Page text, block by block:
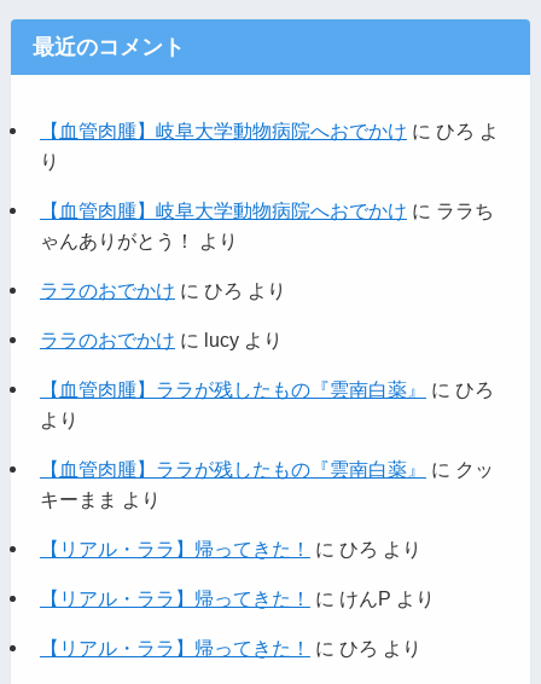
最近のコメント
【血管肉腫】岐阜大学動物病院へおでかけ に ひろ よ
り
【血管肉腫】岐阜大学動物病院へおでかけ に ララち
ゃんありがとう！
より
ララのおでかけ に ひろ より
ララのおでかけ に lucyより
【血管肉腫】ララが残したもの『雲南白薬』 に ひろ
より
【血管肉腫】ララが残したもの『雲南白薬』 に クッ
キーまま より
【リアル・ララ】帰ってきた！ に ひろ より
【リアル・ララ】帰ってきた！ に けんP より
【リアル・ララ】帰ってきた！ に ひろ より